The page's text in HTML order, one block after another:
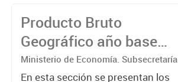
Provincia. Se desagregan las
mismas por grupo de artículos,...
Producto Bruto
Geográfico año base
2004
Ministerio de Economía. Subsecretaría
de Coordinación Económica y
En esta sección se presentan los